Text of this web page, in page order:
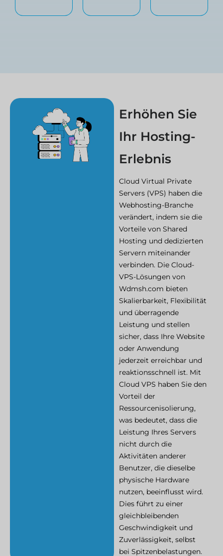
Erhöhen Sie
Ihr Hosting-
Erlebnis
Cloud Virtual Private
Servers (VPS) haben die
Webhosting-Branche
verändert, indem sie die
Vorteile von Shared
Hosting und dedizierten
Servern miteinander
verbinden. Die Cloud-
VPS-Lösungen von
Wdmsh.com bieten
Skalierbarkeit, Flexibilität
und überragende
Leistung und stellen
sicher, dass Ihre Website
oder Anwendung
jederzeit erreichbar und
reaktionsschnell ist. Mit
Cloud VPS haben Sie den
Vorteil der
Ressourcenisolierung,
was bedeutet, dass die
Leistung Ihres Servers
nicht durch die
Aktivitäten anderer
Benutzer, die dieselbe
physische Hardware
nutzen, beeinflusst wird.
Dies führt zu einer
gleichbleibenden
Geschwindigkeit und
Zuverlässigkeit, selbst
bei Spitzenbelastungen.